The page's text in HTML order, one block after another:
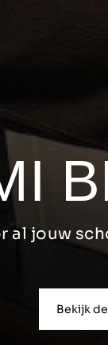
al jouw
Bekijk